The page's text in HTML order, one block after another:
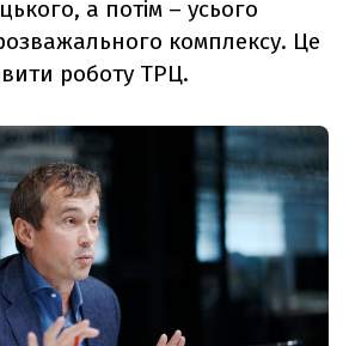
а потім – усього
комплексу. Це
роботу ТРЦ.